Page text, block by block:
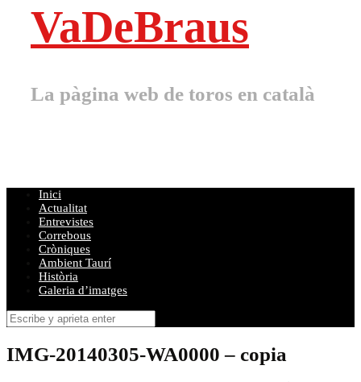
VaDeBraus
La pàgina web de toros en català
Inici
Actualitat
Entrevistes
Correbous
Cròniques
Ambient Taurí
Història
Galeria d’imatges
Buscar
por:
IMG-20140305-WA0000 – copia